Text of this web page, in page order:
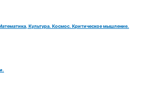
Культура. Космос. Критическое мышление.